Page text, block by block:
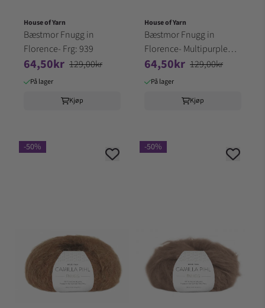
House of Yarn
Bæstmor Fnugg in
Florence- Frg: 939
64,50kr 129,00kr
På lager
Kjøp
House of Yarn
Bæstmor Fnugg in
Florence- Multipurple
Frg: 949
64,50kr 129,00kr
På lager
Kjøp
-50% -50%